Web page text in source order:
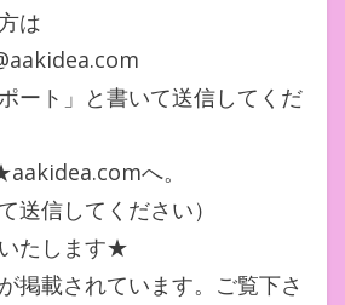
は
ート」と書いて送信してくだ
へ。
送信してください）
たします★
掲載されています。ご覧下さ